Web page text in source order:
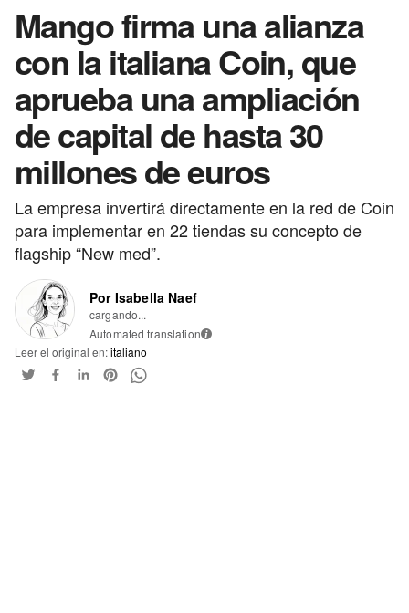
Mango firma una alianza
con la italiana Coin, que
aprueba una ampliación
de capital de hasta 30
millones de euros
La empresa invertirá directamente en la red de Coin
para implementar en 22 tiendas su concepto de
flagship “New med”.
Por Isabella Naef
cargando...
Automated translation i
Leer el original en:italiano